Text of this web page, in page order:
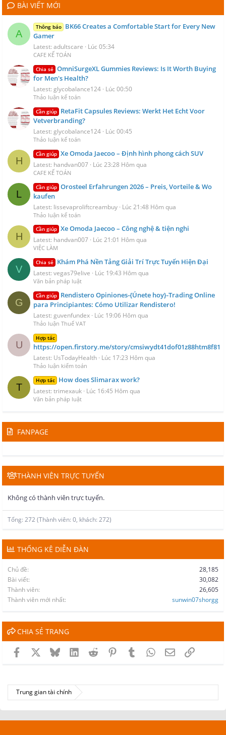
BÀI VIẾT MỚI
A
Thông báo BK66 Creates a Comfortable Start for Every New
Gamer
Latest: adultscare Lúc 05:34
CAFE KẾ TOÁN
Chia sẻ OmniSurgeXL Gummies Reviews: Is It Worth Buying
for Men's Health?
Latest: glycobalance124 Lúc 00:50
Thảo luận kế toán
Cần giúp RetaFit Capsules Reviews: Werkt Het Echt Voor
Vetverbranding?
Latest: glycobalance124 Lúc 00:45
Thảo luận kế toán
H
Cần giúp Xe Omoda Jaecoo – Định hình phong cách SUV
Latest: handvan007 Lúc 23:28 Hôm qua
CAFE KẾ TOÁN
L
Cần giúp Orosteel Erfahrungen 2026 – Preis, Vorteile & Wo
kaufen
Latest: lissevaproliftcreambuy Lúc 21:48 Hôm qua
Thảo luận kế toán
H
Cần giúp Xe Omoda Jaecoo – Công nghệ & tiện nghi
Latest: handvan007 Lúc 21:01 Hôm qua
VIỆC LÀM
V
Chia sẻ Khám Phá Nền Tảng Giải Trí Trực Tuyến Hiện Đại
Latest: vegas79elive Lúc 19:43 Hôm qua
Văn bản pháp luật
G
Cần giúp Rendistero Opiniones-{Únete hoy}-Trading Online
para Principiantes: Cómo Utilizar Rendistero!
Latest: guvenfundex Lúc 19:06 Hôm qua
Thảo luận Thuế VAT
U
Hợp tác
https://open.firstory.me/story/cmsiwydt41dof01z88htm8f81
Latest: UsTodayHealth Lúc 17:23 Hôm qua
Thảo luận kiểm toán
T
Hợp tác How does Slimarax work?
Latest: trimexauk Lúc 16:45 Hôm qua
Văn bản pháp luật
FANPAGE
THÀNH VIÊN TRỰC TUYẾN
Không có thành viên trực tuyến.
Tổng: 272 (Thành viên: 0, khách: 272)
THỐNG KÊ DIỄN ĐÀN
Chủ đề
28,185
Bài viết
30,082
Thành viên
26,605
Thành viên mới nhất
sunwin07shorgg
CHIA SẺ TRANG
Facebook BlueskyLinkedInReddit PinterestTumblrWhatsApp
EmailLink
Trung gian tài chính